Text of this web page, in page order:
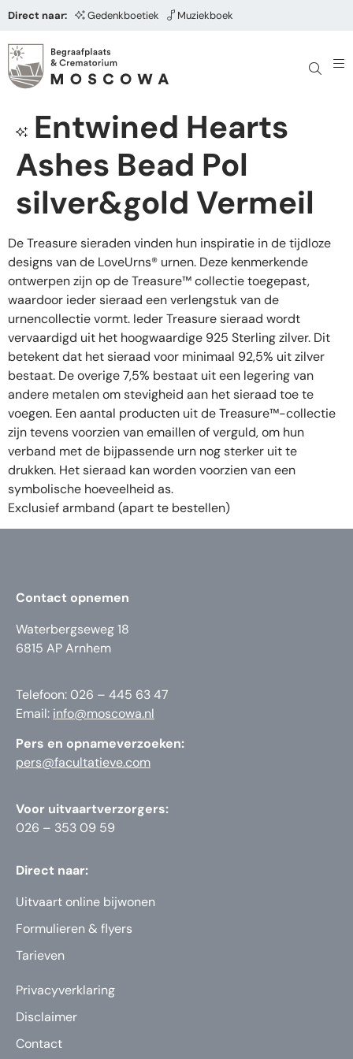
Direct naar: Gedenkboetiek Muziekboek
Entwined Hearts
Ashes Bead Pol
silver&gold Vermeil
De Treasure sieraden vinden hun inspiratie in de tijdloze
designs van de LoveUrns® urnen. Deze kenmerkende
ontwerpen zijn op de Treasure™ collectie toegepast,
waardoor ieder sieraad een verlengstuk van de
urnencollectie vormt. Ieder Treasure sieraad wordt
vervaardigd uit het hoogwaardige 925 Sterling zilver. Dit
betekent dat het sieraad voor minimaal 92,5% uit zilver
bestaat. De overige 7,5% bestaat uit een legering van
andere metalen om stevigheid aan het sieraad toe te
voegen. Een aantal producten uit de Treasure™-collectie
zijn tevens voorzien van emaillen of verguld, om hun
verband met de bijpassende urn nog sterker uit te
drukken. Het sieraad kan worden voorzien van een
symbolische hoeveelheid as.
Exclusief armband (apart te bestellen)
Contact opnemen
Waterbergseweg 18
6815 AP Arnhem
Telefoon: 026 – 445 63 47
Email: info@moscowa.nl
Pers en opnameverzoeken:
pers@facultatieve.com
Voor uitvaartverzorgers:
026 – 353 09 59
Direct naar:
Uitvaart online bijwonen
Formulieren & flyers
Tarieven
Privacyverklaring
Disclaimer
Contact